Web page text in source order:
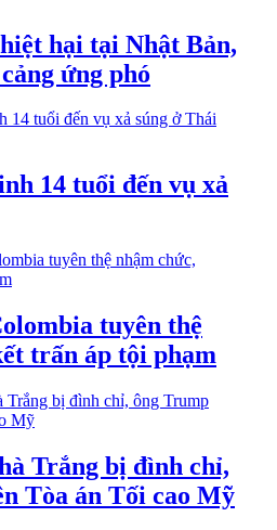
hại tại Nhật Bản,
ứng phó
14 tuổi đến vụ xả
tuyên thệ
trấn áp tội phạm
Trắng bị đình chỉ,
Tòa án Tối cao Mỹ